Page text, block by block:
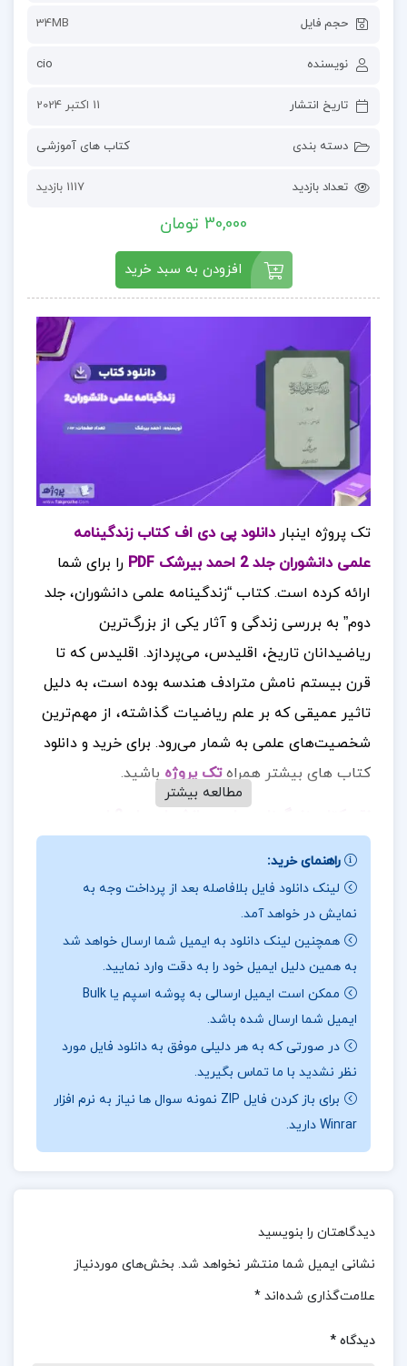
حجم فایل 34MB
نویسنده cio
تاریخ انتشار 11 اکتبر 2024
دسته بندی کتاب های آموزشی
تعداد بازدید 1117 بازدید
30,000 تومان
افزودن به سبد خرید
تک پروژه اینبار دانلود پی دی اف کتاب زندگینامه
علمی دانشوران جلد 2 احمد بیرشک PDF
را برای شما
ارائه کرده است. کتاب “زندگینامه علمی دانشوران، جلد
دوم” به بررسی زندگی و آثار یکی از بزرگ‌ترین
ریاضیدانان تاریخ، اقلیدس، می‌پردازد. اقلیدس که تا
قرن بیستم نامش مترادف هندسه بوده است، به دلیل
تاثیر عمیقی که بر علم ریاضیات گذاشته، از مهم‌ترین
شخصیت‌های علمی به شمار می‌رود. برای خرید و دانلود
کتاب های بیشتر همراهتک پروژه باشید.
بیرشک
پیشگفتار این کتاب بیان می‌کند که با وجود شهرت
بسیار اقلیدس، اطلاعات محدودی از زندگی او در
دسترس است. تنها دو واقعیت درباره او معلوم است که
البته این‌ها هم خالی از شک و تردید نیستند. اول اینکه
اقلیدس از لحاظ تاریخی بین شاگردان افلاطون و
ارشمیدوس بوده و دوم اینکه او در اسکندریه تدریس
می‌کرده است.
بخشی از کتاب زندگینامه علمی دانشوران جلد 2 احمد
تا مدت‌ها بسیاری از دانشمندان بر این باور بودند که
عقیده بر اساس اشاره‌های ارشمیدوس در کتاب “اندر
کره و استوانه” به کتاب “اصول” اقلیدس استوار بود.
“اصول” اقلیدس یکی از مهم‌ترین آثار ریاضیاتی تاریخ
است که پایه‌های هندسه را برای قرن‌ها محکم کرد و به
مطالعه بیشتر
راهنمای خرید:
لینک دانلود فایل بلافاصله بعد از پرداخت وجه به
نمایش در خواهد آمد.
همچنین لینک دانلود به ایمیل شما ارسال خواهد شد
به همین دلیل ایمیل خود را به دقت وارد نمایید.
ممکن است ایمیل ارسالی به پوشه اسپم یا Bulk
ایمیل شما ارسال شده باشد.
در صورتی که به هر دلیلی موفق به دانلود فایل مورد
نظر نشدید با ما تماس بگیرید.
برای باز کردن فایل ZIP نمونه سوال ها نیاز به نرم افزار
Winrar دارید.
دیدگاهتان را بنویسید
نشانی ایمیل شما منتشر نخواهد شد. بخش‌های موردنیاز
علامت‌گذاری شده‌اند *
دیدگاه *